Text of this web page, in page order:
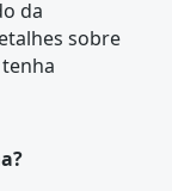
da
sobre